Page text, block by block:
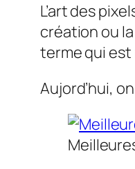
L’art des
création ou
terme qui est
Aujord’hui,